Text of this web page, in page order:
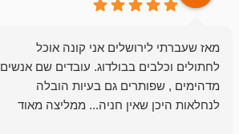
מאז שעברתי לירושלים אני קונה אוכל
לחתולים וכלבים בבולדוג. עובדים שם אנשים
מדהימים , שפותרים גם בעיות הובלה
לנחלאות היכן שאין חניה... ממליצה מאוד